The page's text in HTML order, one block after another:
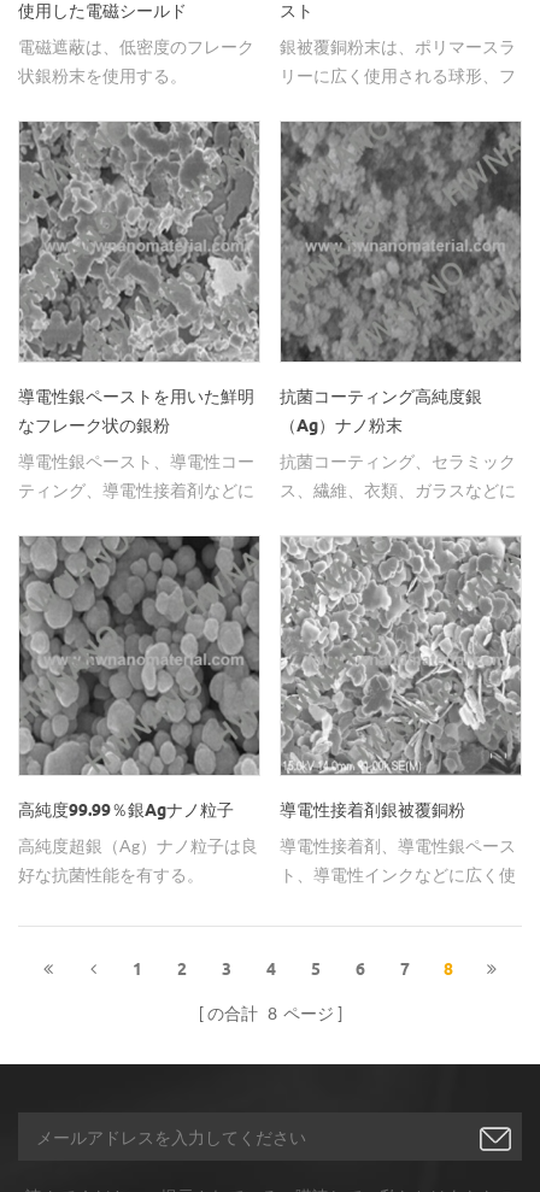
使用した電磁シールド
電磁遮蔽は、低密度のフレーク
状銀粉末を使用する。
スト
銀被覆銅粉末は、ポリマースラ
リーに広く使用される球形、フ
30％を有する。
導電性銀ペーストを用いた鮮明
なフレーク状の銀粉
導電性銀ペースト、導電性コー
ティング、導電性接着剤などに
末。
抗菌コーティング高純度銀
（Ag）ナノ粉末
抗菌コーティング、セラミック
ス、繊維、衣類、ガラスなどに
ノ粒子。
高純度99.99％銀Agナノ粒子
高純度超銀（Ag）ナノ粒子は良
好な抗菌性能を有する。
導電性接着剤銀被覆銅粉
導電性接着剤、導電性銀ペース
ト、導電性インクなどに広く使
粉末。
1 2 3 4 5 6 7 8
の合計 8 ページ